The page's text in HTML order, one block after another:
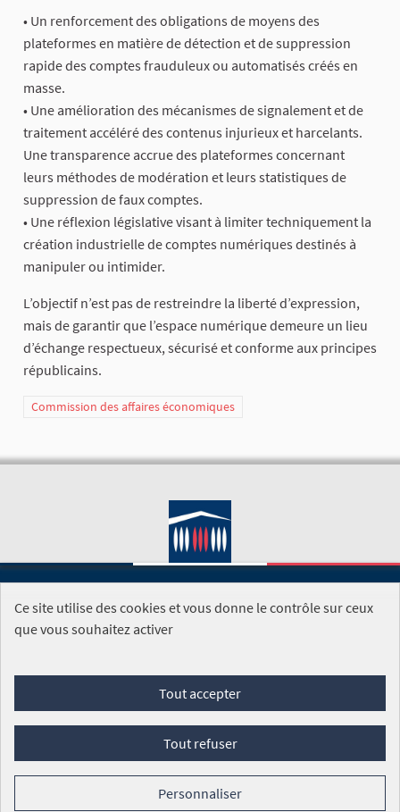
• Un renforcement des obligations de moyens des
plateformes en matière de détection et de suppression
rapide des comptes frauduleux ou automatisés créés en
masse.
• Une amélioration des mécanismes de signalement et de
traitement accéléré des contenus injurieux et harcelants.
Une transparence accrue des plateformes concernant
leurs méthodes de modération et leurs statistiques de
suppression de faux comptes.
• Une réflexion législative visant à limiter techniquement la
création industrielle de comptes numériques destinés à
manipuler ou intimider.
L’objectif n’est pas de restreindre la liberté d’expression,
mais de garantir que l’espace numérique demeure un lieu
d’échange respectueux, sécurisé et conforme aux principes
républicains.
Commission des affaires économiques
SITE DE L'ASSEMBLÉE NATIONALE
Foire aux questions
Conditions générales d'utilisation (CGU)
Mentions légales
Cookies
Ce site utilise des cookies et vous donne le contrôle sur ceux
que vous souhaitez activer
Tout accepter
Tout refuser
Personnaliser